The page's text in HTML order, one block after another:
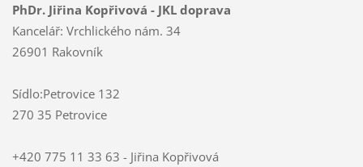
PhDr. Jiřina Kopřivová - JKL doprava
Kancelář: Vrchlického nám. 34
26901 Rakovník
Sídlo:Petrovice 132
270 35 Petrovice
+420 775 11 33 63 - Jiřina Kopřivová